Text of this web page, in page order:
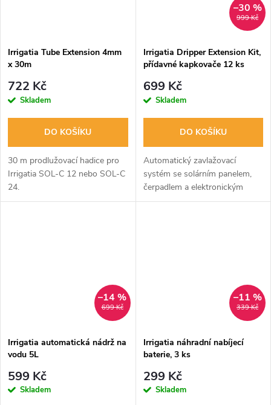
Irrigatia Tube Extension 4mm
x 30m
722 Kč
Skladem
DO KOŠÍKU
30 m prodlužovací hadice pro
Irrigatia SOL-C 12 nebo SOL-C
24.
999 Kč
–30 %
Irrigatia Dripper Extension Kit,
přídavné kapkovače 12 ks
699 Kč
Skladem
DO KOŠÍKU
Automatický zavlažovací
systém se solárním panelem,
čerpadlem a elektronickým
řízením pro záhonky, květináče
699 Kč
–14 %
Irrigatia automatická nádrž na
vodu 5L
599 Kč
Skladem
339 Kč
–11 %
Irrigatia náhradní nabíjecí
baterie, 3 ks
299 Kč
Skladem